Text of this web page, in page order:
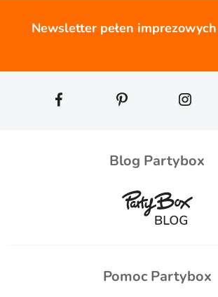
Newsletter pełen imprezowych
Blog Partybox
Pomoc Partybox